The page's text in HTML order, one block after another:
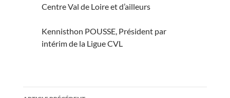
Centre Val de Loire et d’ailleurs
Kennisthon POUSSE, Président par
intérim de la Ligue CVL